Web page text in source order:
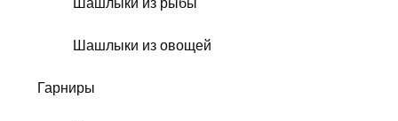
Шашлыки из овощей
Гарниры